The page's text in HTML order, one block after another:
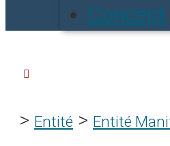
Concept
Entité > Entité